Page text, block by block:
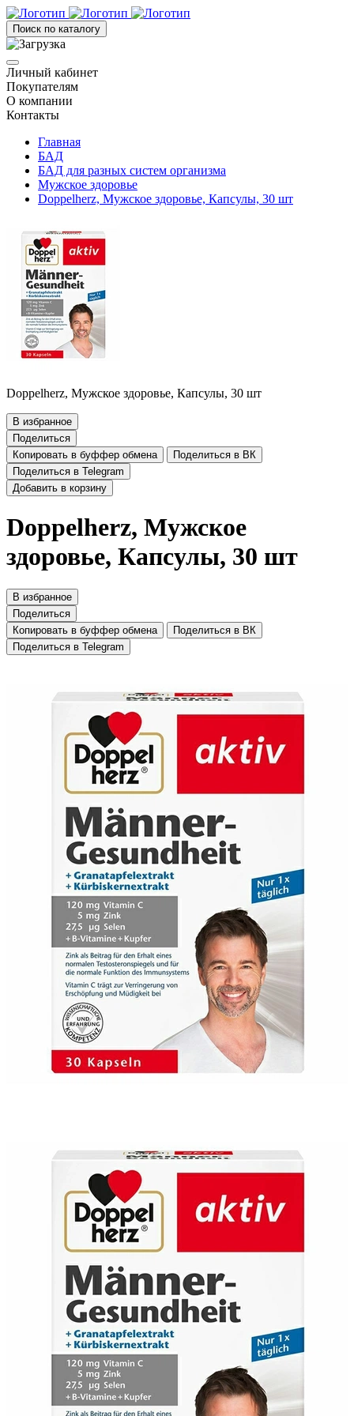
Поиск по каталогу
Личный кабинет
Покупателям
О компании
Контакты
Главная
БАД
БАД для разных систем организма
Мужское здоровье
Doppelherz, Мужское здоровье, Капсулы, 30 шт
Doppelherz, Мужское здоровье, Капсулы, 30 шт
В избранное
Поделиться
Копировать в буффер обмена
Поделиться в ВК
Поделиться в Telegram
Добавить в корзину
Doppelherz, Мужское
здоровье, Капсулы, 30 шт
В избранное
Поделиться
Копировать в буффер обмена
Поделиться в ВК
Поделиться в Telegram